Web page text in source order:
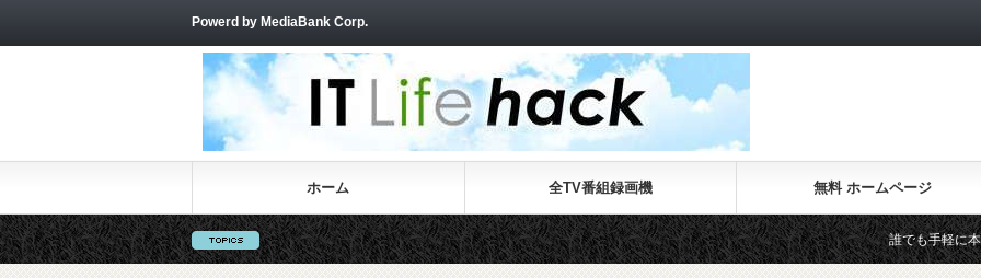
Powerd by MediaBank Corp.
ホーム 全TV番組録画機 無料 ホームページ
誰でも手軽に本格的なWebサイ